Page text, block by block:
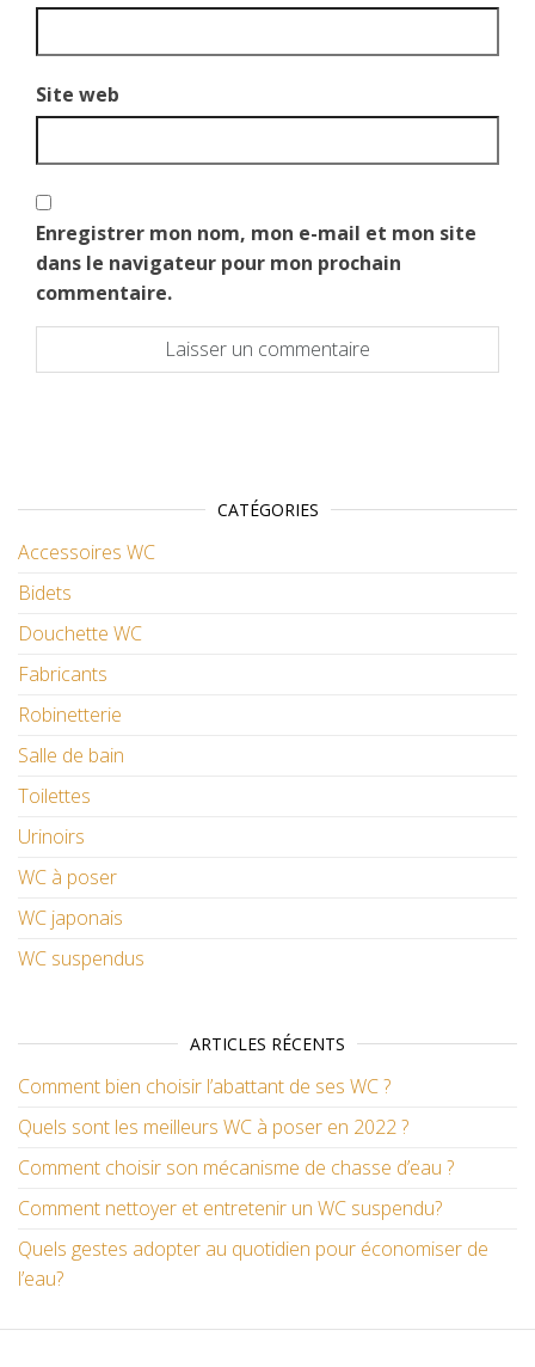
Site web
Enregistrer mon nom, mon e-mail et mon site
dans le navigateur pour mon prochain
commentaire.
CATÉGORIES
Accessoires WC
Bidets
Douchette WC
Fabricants
Robinetterie
Salle de bain
Toilettes
Urinoirs
WC à poser
WC japonais
WC suspendus
ARTICLES RÉCENTS
Comment bien choisir l’abattant de ses WC ?
Quels sont les meilleurs WC à poser en 2022 ?
Comment choisir son mécanisme de chasse d’eau ?
Comment nettoyer et entretenir un WC suspendu?
Quels gestes adopter au quotidien pour économiser de
l’eau?